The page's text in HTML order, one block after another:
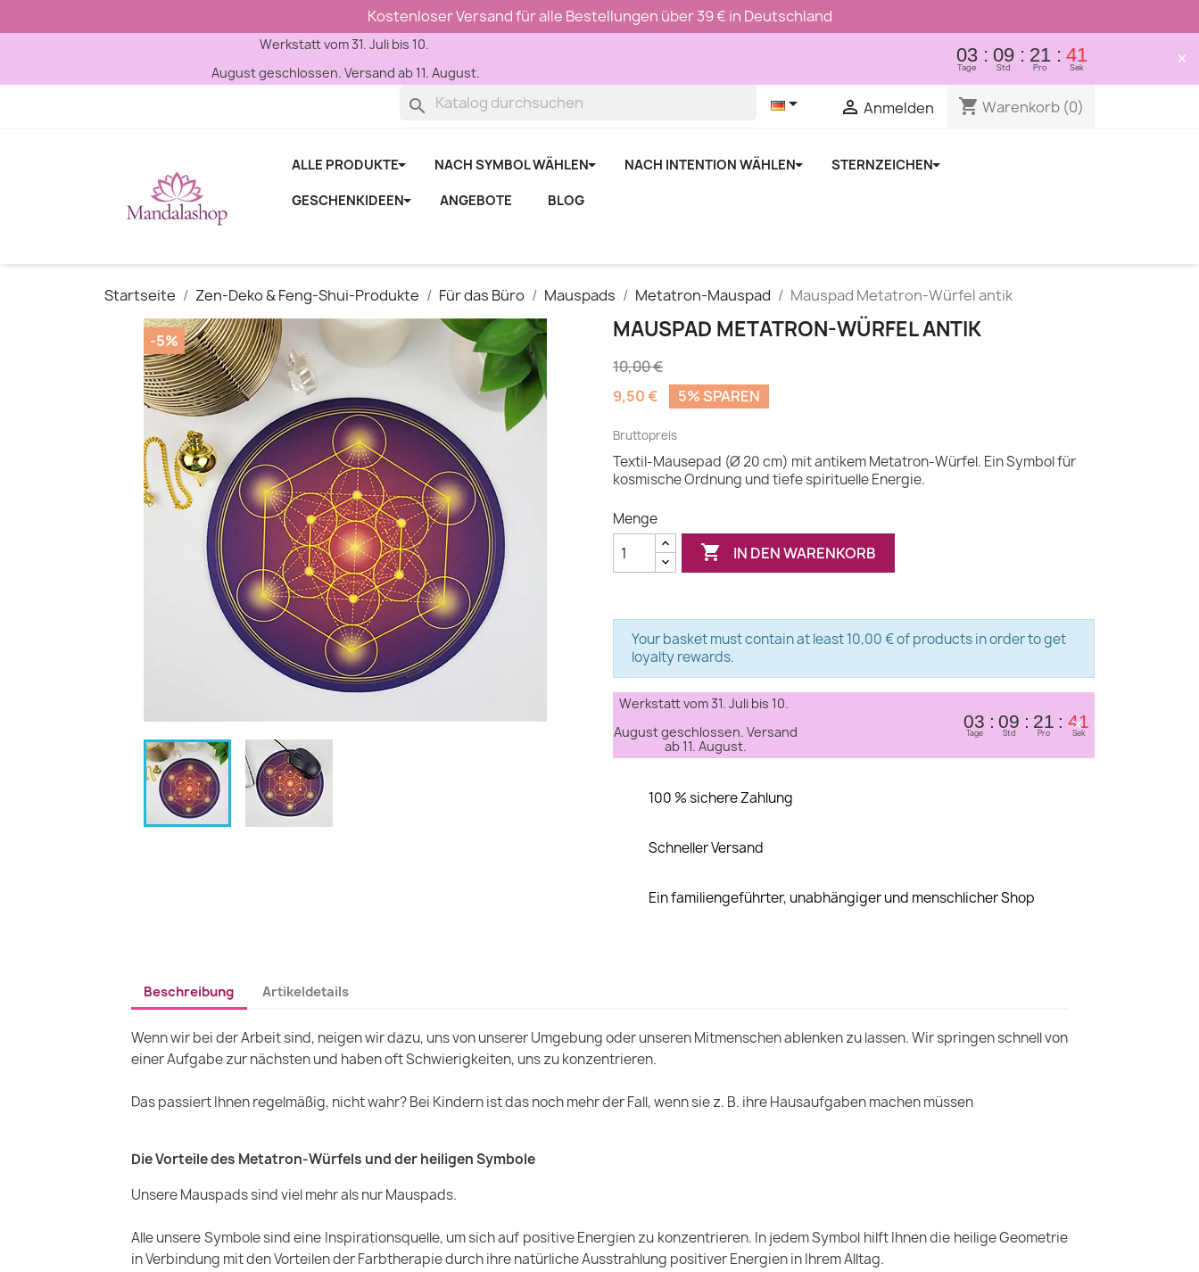
Kostenloser Versand für alle Bestellungen über 39 € in Deutschland
Werkstatt vom 31. Juli bis 10.
August geschlossen. Versand ab 11. August.
03
Tage
09
Std
21
Pro
40
Sek ×
search   Anmelden shopping_cart Warenkorb (0)
ALLE PRODUKTE NACH SYMBOL WÄHLEN NACH INTENTION WÄHLEN
STERNZEICHEN
GESCHENKIDEEN
ANGEBOTE BLOG
Startseite Zen-Deko & Feng-Shui-Produkte Für das Büro Mauspads Metatron-Mauspad Mauspad Metatron-Würfel antik
-5% MAUSPAD METATRON-WÜRFEL ANTIK
10,00 €
9,50 €
5% SPAREN
Bruttopreis
Textil-Mausepad (Ø 20 cm) mit antikem Metatron-Würfel. Ein Symbol für
kosmische Ordnung und tiefe spirituelle Energie.
Menge
 IN DEN WARENKORB
Your basket must contain at least 10,00 € of products in order to get
loyalty rewards.
Werkstatt vom 31. Juli bis 10.
August geschlossen. Versand
ab 11. August.
03
Tage
09
Std
21
Pro
40
Sek
×
100 % sichere Zahlung
Schneller Versand
Ein familiengeführter, unabhängiger und menschlicher Shop
Beschreibung Artikeldetails
Wenn wir bei der Arbeit sind, neigen wir dazu, uns von unserer Umgebung oder unseren Mitmenschen ablenken zu lassen. Wir springen schnell von
einer Aufgabe zur nächsten und haben oft Schwierigkeiten, uns zu konzentrieren.
Das passiert Ihnen regelmäßig, nicht wahr? Bei Kindern ist das noch mehr der Fall, wenn sie z. B. ihre Hausaufgaben machen müssen
Die Vorteile des Metatron-Würfels und der heiligen Symbole
Unsere Mauspads sind viel mehr als nur Mauspads.
Alle unsere Symbole sind eine Inspirationsquelle, um sich auf positive Energien zu konzentrieren. In jedem Symbol hilft Ihnen die heilige Geometrie
in Verbindung mit den Vorteilen der Farbtherapie durch ihre natürliche Ausstrahlung positiver Energien in Ihrem Alltag.